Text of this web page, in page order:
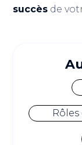
succès de